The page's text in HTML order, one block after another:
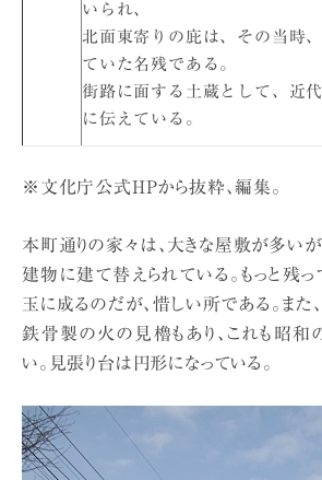
いられ、
北面東寄りの庇は、その当時
ていた名残である。
街路に面する土蔵として、近
に伝えている。
※文化庁公式HPから抜粋、編集。
本町通りの家々は、大きな屋敷が多い
建物に建て替えられている。もっと残
玉に成るのだが、惜しい所である。また
鉄骨製の火の見櫓もあり、これも昭和
い。見張り台は円形になっている。